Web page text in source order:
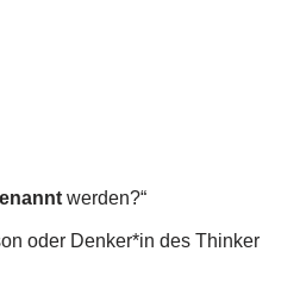
werden?“
oder Denker*in des Thinker